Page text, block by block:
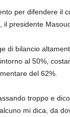
per difendere il
il presidente
di bilancio
al 50%,
del 62%.
troppo e
mi dica, da